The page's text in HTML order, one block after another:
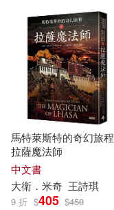
沈石溪(63)
新東方考試研
春宮ぱんだ(62)
Tenmayo(61)
チェリーズ(60)
廈門大學出版
希伯崙(498)
中國政法大學
安徽少年兒童
浙江少年兒童
馬特萊斯特的奇幻旅程
拉薩魔法師
中文書
大衛 ．米奇 王詩琪
9 折 $405 $450